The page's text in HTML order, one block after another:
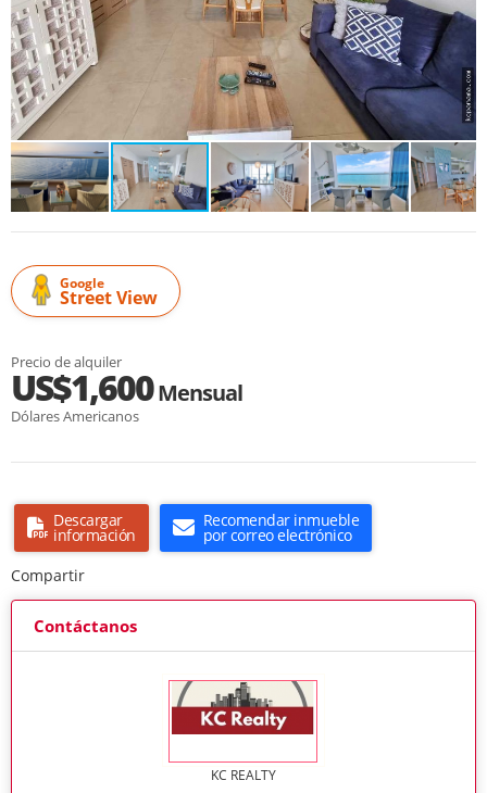
Google
Street View
Precio de alquiler
US$1,600Mensual
Dólares Americanos
Descargar
información
Recomendar inmueble
por correo electrónico
Compartir
Contáctanos
KC REALTY